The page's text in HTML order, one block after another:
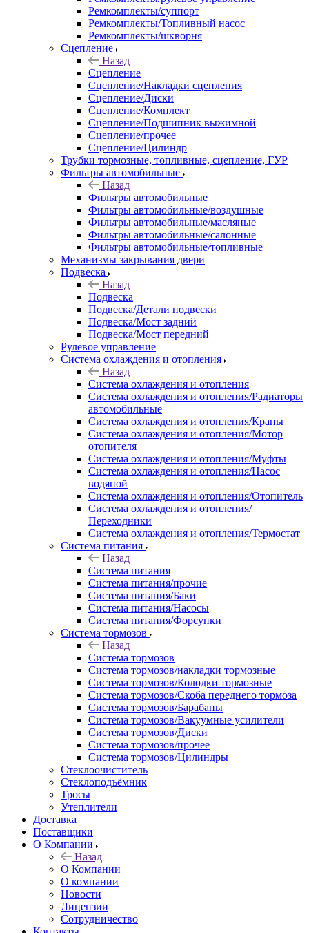
Ремкомплекты/суппорт
Ремкомплекты/Топливный насос
Ремкомплекты/шкворня
Сцепление
Назад
Сцепление
Сцепление/Накладки сцепления
Сцепление/Диски
Сцепление/Комплект
Сцепление/Подшипник выжимной
Сцепление/прочее
Сцепление/Цилиндр
Трубки тормозные, топливные, сцепление, ГУР
Фильтры автомобильные
Назад
Фильтры автомобильные
Фильтры автомобильные/воздушные
Фильтры автомобильные/масляные
Фильтры автомобильные/салонные
Фильтры автомобильные/топливные
Механизмы закрывания двери
Подвеска
Назад
Подвеска
Подвеска/Детали подвески
Подвеска/Мост задний
Подвеска/Мост передний
Рулевое управление
Система охлаждения и отопления
Назад
Система охлаждения и отопления
Система охлаждения и отопления/Радиаторы
автомобильные
Система охлаждения и отопления/Краны
Система охлаждения и отопления/Мотор
отопителя
Система охлаждения и отопления/Муфты
Система охлаждения и отопления/Насос
водяной
Система охлаждения и отопления/Отопитель
Система охлаждения и отопления/
Переходники
Система охлаждения и отопления/Термостат
Система питания
Назад
Система питания
Система питания/прочие
Система питания/Баки
Система питания/Насосы
Система питания/Форсунки
Система тормозов
Назад
Система тормозов
Система тормозов/накладки тормозные
Система тормозов/Колодки тормозные
Система тормозов/Скоба переднего тормоза
Система тормозов/Барабаны
Система тормозов/Вакуумные усилители
Система тормозов/Диски
Система тормозов/прочее
Система тормозов/Цилиндры
Стеклоочиститель
Стеклоподъёмник
Тросы
Утеплители
Доставка
Поставщики
О Компании
Назад
О Компании
О компании
Новости
Лицензии
Сотрудничество